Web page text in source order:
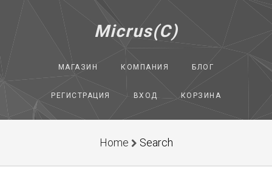
Micrus(C)
МАГАЗИН КОМПАНИЯ БЛОГ
РЕГИСТРАЦИЯ ВХОД КОРЗИНА
Home Search